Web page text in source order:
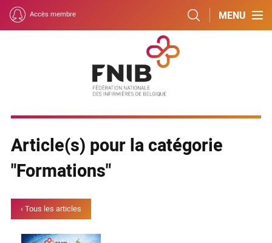
MENU
Accès membre
Article(s) pour la catégorie
"Formations"
‹ Tous les articles